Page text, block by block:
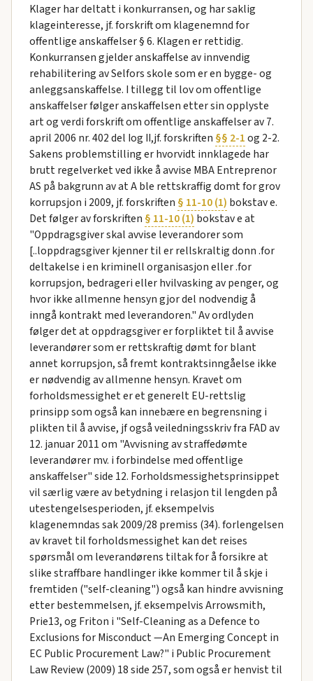
Klager har deltatt i konkurransen, og har saklig
klageinteresse, jf. forskrift om klagenemnd for
offentlige anskaffelser § 6. Klagen er rettidig.
Konkurransen gjelder anskaffelse av innvendig
rehabilitering av Selfors skole som er en bygge- og
anleggsanskaffelse. I tillegg til lov om offentlige
anskaffelser følger anskaffelsen etter sin opplyste
art og verdi forskrift om offentlige anskaffelser av 7.
april 2006 nr. 402 del Iog II,jf. forskriften §§ 2-1og 2-2.
Sakens problemstilling er hvorvidt innklagede har
brutt regelverket ved ikke å avvise MBA Entreprenor
AS på bakgrunn av at A ble rettskraffig domt for grov
korrupsjon i 2009, jf. forskriften § 11-10 (1) bokstav e.
Det følger av forskriften § 11-10 (1) bokstav e at
"Oppdragsgiver skal avvise leverandorer som
[..loppdragsgiver kjenner til er rellskraltig donn .for
deltakelse i en kriminell organisasjon eller .for
korrupsjon, bedrageri eller hvilvasking av penger, og
hvor ikke allmenne hensyn gjor del nodvendig å
inngå kontrakt med leverandoren." Av ordlyden
følger det at oppdragsgiver er forpliktet til å avvise
leverandører som er rettskraftig dømt for blant
annet korrupsjon, så fremt kontraktsinngåelse ikke
er nødvendig av allmenne hensyn. Kravet om
forholdsmessighet er et generelt EU-rettslig
prinsipp som også kan innebære en begrensning i
plikten til å avvise, jf også veiledningsskriv fra FAD av
12. januar 2011 om "Avvisning av straffedømte
leverandører mv. i forbindelse med offentlige
anskaffelser" side 12. Forholdsmessighetsprinsippet
vil særlig være av betydning i relasjon til lengden på
utestengelsesperioden, jf. eksempelvis
klagenemndas sak 2009/28 premiss (34). forlengelsen
av kravet til forholdsmessighet kan det reises
spørsmål om leverandørens tiltak for å forsikre at
slike straffbare handlinger ikke kommer til å skje i
fremtiden ("self-cleaning") også kan hindre avvisning
etter bestemmelsen, jf. eksempelvis Arrowsmith,
Prie13, og Friton i "Self-Cleaning as a Defence to
Exclusions for Misconduct —An Emerging Concept in
EC Public Procurement Law?" i Public Procurement
Law Review (2009) 18 side 257, som også er henvist til